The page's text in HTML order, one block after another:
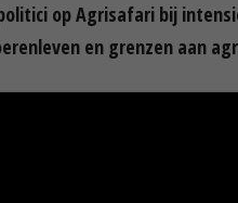
op Agrisafari bij
en grenzen aan